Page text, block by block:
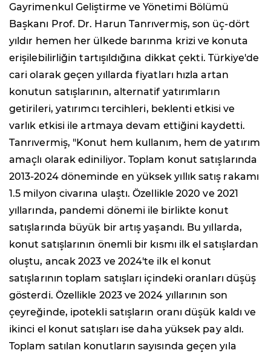
Gayrimenkul Geliştirme ve Yönetimi Bölümü
Başkanı Prof. Dr. Harun Tanrıvermiş, son üç-dört
yıldır hemen her ülkede barınma krizi ve konuta
erişilebilirliğin tartışıldığına dikkat çekti. Türkiye'de
cari olarak geçen yıllarda fiyatları hızla artan
konutun satışlarının, alternatif yatırımların
getirileri, yatırımcı tercihleri, beklenti etkisi ve
varlık etkisi ile artmaya devam ettiğini kaydetti.
Tanrıvermiş, "Konut hem kullanım, hem de yatırım
amaçlı olarak ediniliyor. Toplam konut satışlarında
2013-2024 döneminde en yüksek yıllık satış rakamı
1.5 milyon civarına ulaştı. Özellikle 2020 ve 2021
yıllarında, pandemi dönemi ile birlikte konut
satışlarında büyük bir artış yaşandı. Bu yıllarda,
konut satışlarının önemli bir kısmı ilk el satışlardan
oluştu, ancak 2023 ve 2024'te ilk el konut
satışlarının toplam satışları içindeki oranları düşüş
gösterdi. Özellikle 2023 ve 2024 yıllarının son
çeyreğinde, ipotekli satışların oranı düşük kaldı ve
ikinci el konut satışları ise daha yüksek pay aldı.
Toplam satılan konutların sayısında geçen yıla